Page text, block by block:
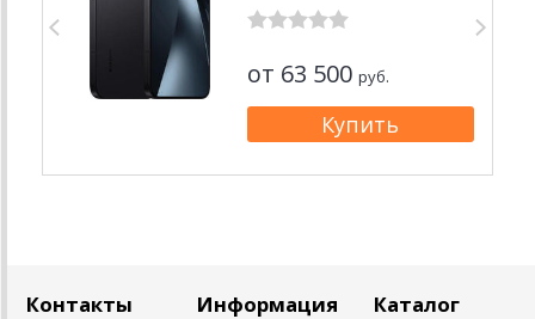
от 63 500 руб.
Контакты Информация Каталог